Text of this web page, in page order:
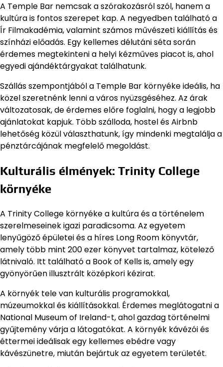
A Temple Bar nemcsak a szórakozásról szól, hanem a
kultúra is fontos szerepet kap. A negyedben található a
Ír Filmakadémia, valamint számos művészeti kiállítás és
színházi előadás. Egy kellemes délutáni séta során
érdemes megtekinteni a helyi kézműves piacot is, ahol
egyedi ajándéktárgyakat találhatunk.
Szállás szempontjából a Temple Bar környéke ideális, ha
közel szeretnénk lenni a város nyüzsgéséhez. Az árak
változatosak, de érdemes előre foglalni, hogy a legjobb
ajánlatokat kapjuk. Több szálloda, hostel és Airbnb
lehetőség közül választhatunk, így mindenki megtalálja a
pénztárcájának megfelelő megoldást.
Kulturális élmények: Trinity College
környéke
A Trinity College környéke a kultúra és a történelem
szerelmeseinek igazi paradicsoma. Az egyetem
lenyűgöző épületei és a híres Long Room könyvtár,
amely több mint 200 ezer könyvet tartalmaz, kötelező
látnivaló. Itt található a Book of Kells is, amely egy
gyönyörűen illusztrált középkori kézirat.
A környék tele van kulturális programokkal,
múzeumokkal és kiállításokkal. Érdemes meglátogatni a
National Museum of Ireland-t, ahol gazdag történelmi
gyűjtemény várja a látogatókat. A környék kávézói és
éttermei ideálisak egy kellemes ebédre vagy
kávészünetre, miután bejártuk az egyetem területét.